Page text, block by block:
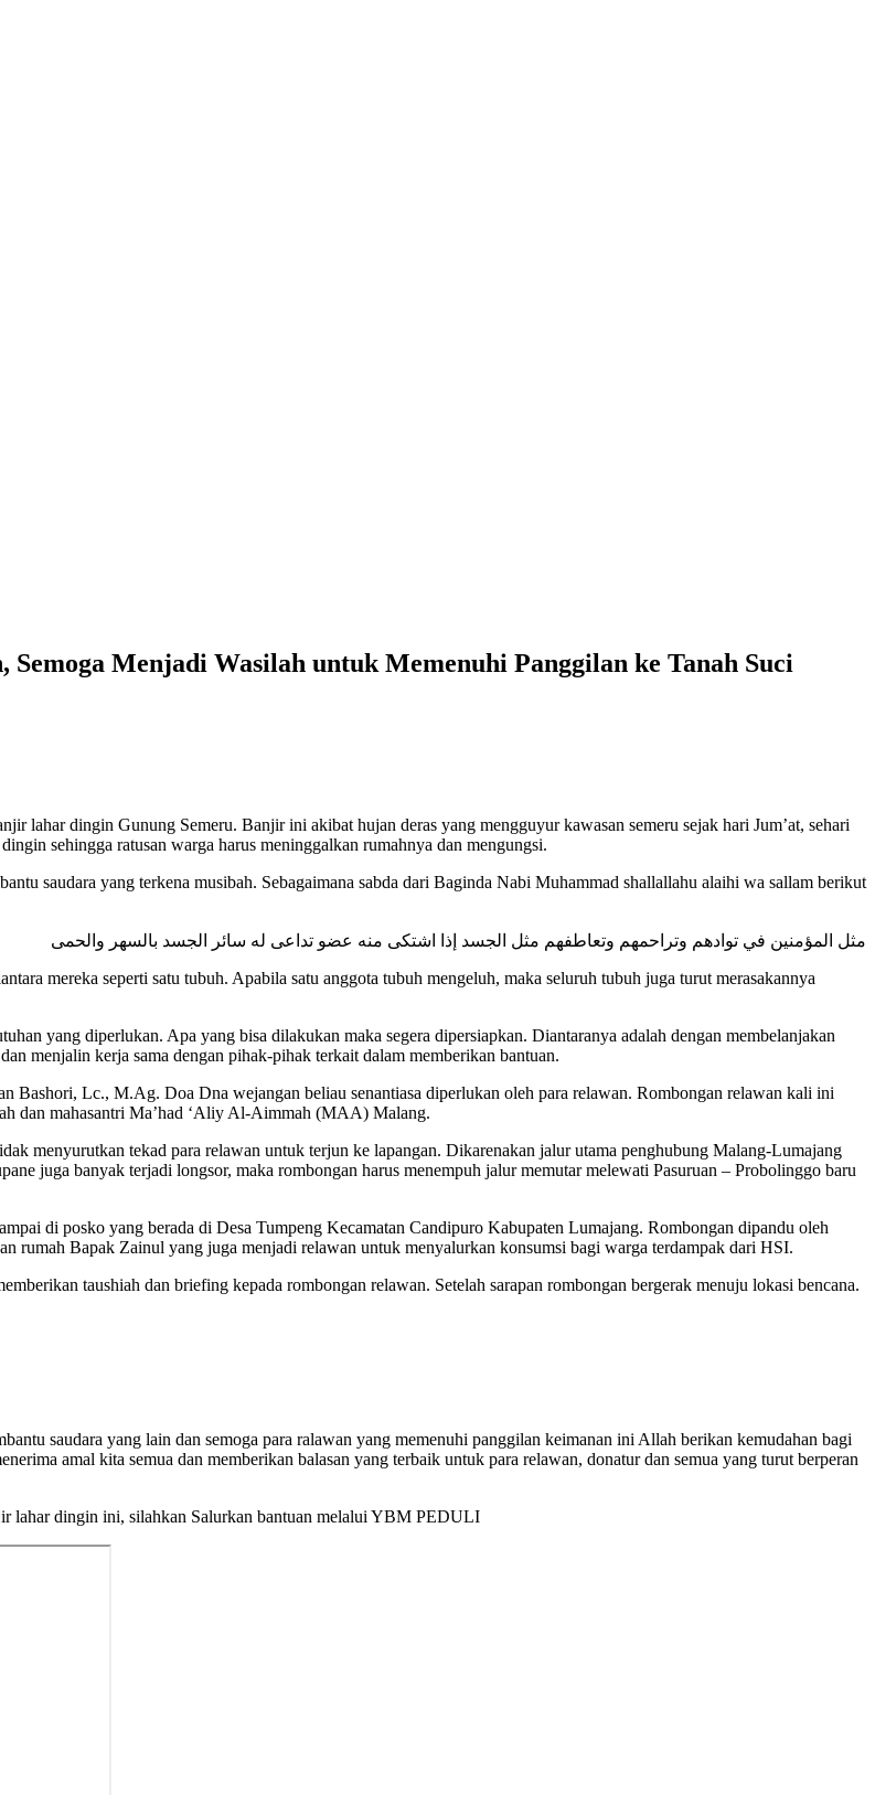
Menjadi Wasilah untuk Memenuhi Panggilan ke Tanah Suci
lahar dingin Gunung Semeru. Banjir ini akibat hujan deras yang mengguyur kawasan semeru sejak hari Jum’at, sehari
sehingga ratusan warga harus meninggalkan rumahnya dan mengungsi.
saudara yang terkena musibah. Sebagaimana sabda dari Baginda Nabi Muhammad shallallahu alaihi wa sallam berikut
مثل المؤمنين في توادهم وتراحمهم وتعاطفهم مثل الجسد إذا اشتكى منه عضو تداعى له سائر الجسد بالسهر والحمى
mereka seperti satu tubuh. Apabila satu anggota tubuh mengeluh, maka seluruh tubuh juga turut merasakannya
yang diperlukan. Apa yang bisa dilakukan maka segera dipersiapkan. Diantaranya adalah dengan membelanjakan
menjalin kerja sama dengan pihak-pihak terkait dalam memberikan bantuan.
Bashori, Lc., M.Ag. Doa Dna wejangan beliau senantiasa diperlukan oleh para relawan. Rombongan relawan kali ini
dan mahasantri Ma’had ‘Aliy Al-Aimmah (MAA) Malang.
menyurutkan tekad para relawan untuk terjun ke lapangan. Dikarenakan jalur utama penghubung Malang-Lumajang
juga banyak terjadi longsor, maka rombongan harus menempuh jalur memutar melewati Pasuruan – Probolinggo baru
di posko yang berada di Desa Tumpeng Kecamatan Candipuro Kabupaten Lumajang. Rombongan dipandu oleh
rumah Bapak Zainul yang juga menjadi relawan untuk menyalurkan konsumsi bagi warga terdampak dari HSI.
taushiah dan briefing kepada rombongan relawan. Setelah sarapan rombongan bergerak menuju lokasi bencana.
saudara yang lain dan semoga para ralawan yang memenuhi panggilan keimanan ini Allah berikan kemudahan bagi
amal kita semua dan memberikan balasan yang terbaik untuk para relawan, donatur dan semua yang turut berperan
lahar dingin ini, silahkan Salurkan bantuan melalui YBM PEDULI